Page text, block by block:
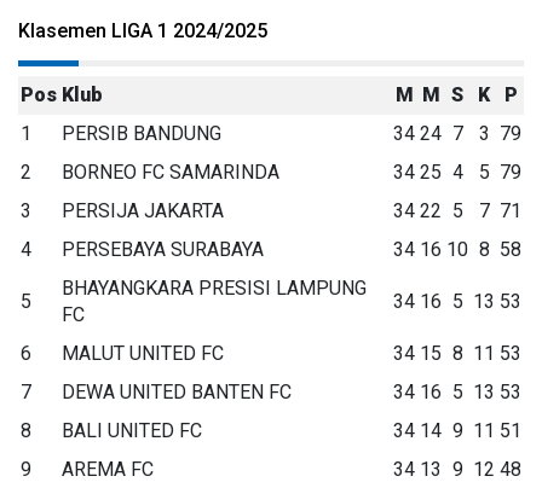
Klasemen LIGA 1 2024/2025
Pos Klub M M S K
P
1
PERSIB BANDUNG 34 24 7 3 79
2
BORNEO FC SAMARINDA 34 25 4 5 79
3
PERSIJA JAKARTA 34 22 5 7 71
4
PERSEBAYA SURABAYA 34 16 10 8 58
5
BHAYANGKARA PRESISI LAMPUNG
FC
34 16 5 13 53
6 MALUT UNITED FC 34 15 8 11 53
7
DEWA UNITED BANTEN FC 34 16 5 13 53
8
BALI UNITED FC 34 14 9 11 51
9
AREMA FC 34 13 9 12 48